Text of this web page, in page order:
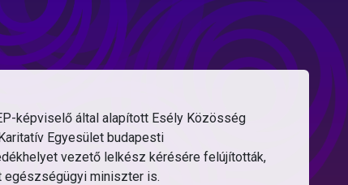
képviselő által alapított Esély Közösség
Egyesület budapesti
vezető lelkész kérésére felújították,
egészségügyi miniszter is.